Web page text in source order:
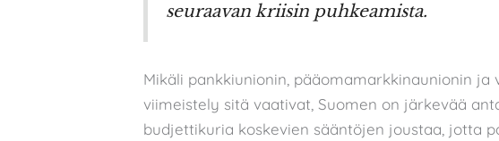
seuraavan kriisin puhkeamista.
Mikäli pankkiunionin, pääomamarkkinaunionin
viimeistely sitä vaativat, Suomen on järkevää
budjettikuria koskevien sääntöjen joustaa, jotta